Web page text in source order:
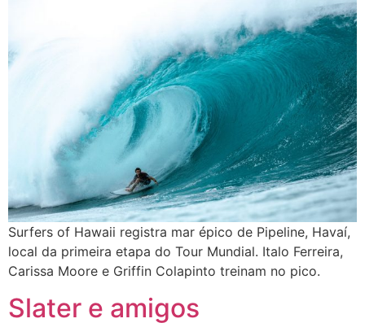
Surfers of Hawaii registra mar épico de Pipeline, Havaí,
local da primeira etapa do Tour Mundial. Italo Ferreira,
Carissa Moore e Griffin Colapinto treinam no pico.
Slater e amigos